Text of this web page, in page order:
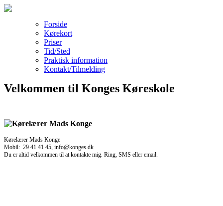
Forside
Kørekort
Priser
Tid/Sted
Praktisk information
Kontakt/Tilmelding
Velkommen til Konges Køreskole
Kørelærer Mads Konge
Mobil: 29 41 41 45, info@konges.dk
Du er altid velkommen til at kontakte mig. Ring, SMS eller email.